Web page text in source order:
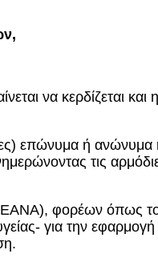
να κερδίζεται και
επώνυμα ή ανώνυμα
τις
φορέων όπως
για την